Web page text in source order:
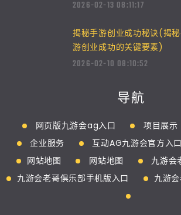
2026-02-13 08:11:17
揭秘手游创业成功秘诀(揭
游创业成功的关键要素)
2026-02-10 08:10:52
导航
网页版九游会ag入口 项目展示
企业服务
互动AG九游会官方入口
网站地图
网站地图
九游会
九游会老哥俱乐部手机版入口
九游